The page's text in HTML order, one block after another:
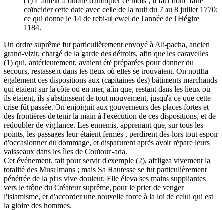
coïncider cette date avec celle de la nuit du 7 au 8 juillet 1770;
ce qui donne le 14 de rebi-ul ewel de l'année de l'Hégire
1184.
Un ordre suprême fut particulièrement envoyé à Ali-pacha, ancien
grand-vizir, chargé de la garde des détroits, afin que les caravelles
(1) qui, antérieurement, avaient été préparées pour donner du
secours, restassent dans les lieux où elles se trouvaient. On notifia
également ces dispositions aux (capitaines des) bâtiments marchands
qui étaient sur la côte ou en mer, afin que, restant dans les lieux où
ils étaient, ils s'abstinssent de tout mouvement, jusqu'à ce que cette
crise fût passée. On enjoignit aux gouverneurs des places fortes et
des frontières de tenir la main à l'exécution de ces dispositions, et de
redoubler de vigilance. Les ennemis, apprenant que, sur tous les
points, les passages leur étaient fermés , perdirent dès-lors tout espoir
d'occasionner du dommage, et disparurent après avoir réparé leurs
vaisseaux dans les îles de Couïoun-ada.
Cet événement, fait pour servir d'exemple (2), affligea vivement la
totalité des Musulmans ; mais Sa Hautesse se fut particulièrement
pénétrée de la plus vive douleur. Elle éleva ses mains suppliantes
vers le trône du Créateur suprême, pour le prier de venger
l'islamisme, et d'accorder une nouvelle force à la loi de celui qui est
la gloire des hommes.